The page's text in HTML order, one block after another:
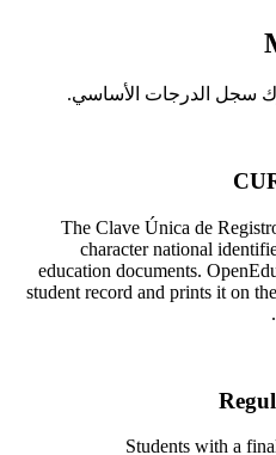
سجل الدرجات الأساسي.
The Clave Única de
character national
education documents.
student record and prints it on
Students with a